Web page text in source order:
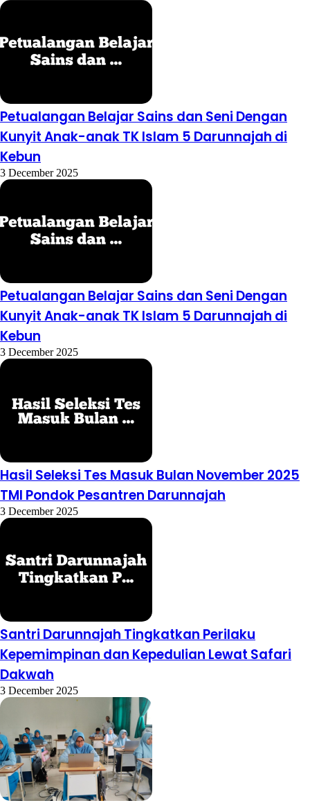
Petualangan Belajar Sains dan Seni Dengan
Kunyit Anak-anak TK Islam 5 Darunnajah di
Kebun
3 December 2025
Petualangan Belajar Sains dan Seni Dengan
Kunyit Anak-anak TK Islam 5 Darunnajah di
Kebun
3 December 2025
Hasil Seleksi Tes Masuk Bulan November 2025
TMI Pondok Pesantren Darunnajah
3 December 2025
Santri Darunnajah Tingkatkan Perilaku
Kepemimpinan dan Kepedulian Lewat Safari
Dakwah
3 December 2025